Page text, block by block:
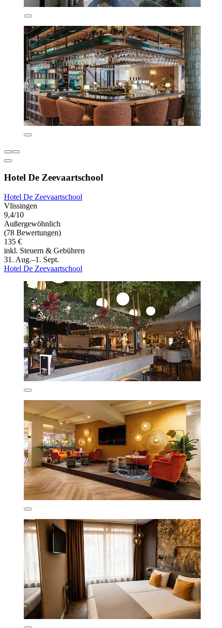
Hotel De Zeevaartschool
Hotel De Zeevaartschool
Vlissingen
9,4/10
Außergewöhnlich
(78 Bewertungen)
135 €
inkl. Steuern & Gebühren
31. Aug.–1. Sept.
Hotel De Zeevaartschool